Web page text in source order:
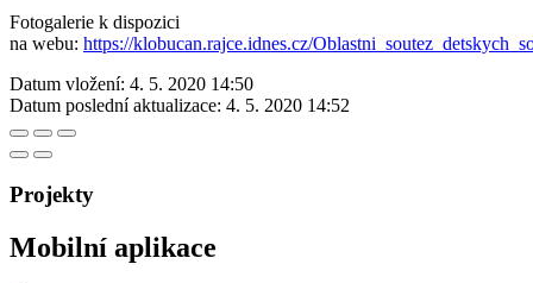
Fotogalerie k dispozici
na webu: https://klobucan.rajce.idnes.cz/
Datum vložení: 4. 5. 2020 14:50
Datum poslední aktualizace: 4. 5. 2020 14:52
Projekty
Mobilní aplikace